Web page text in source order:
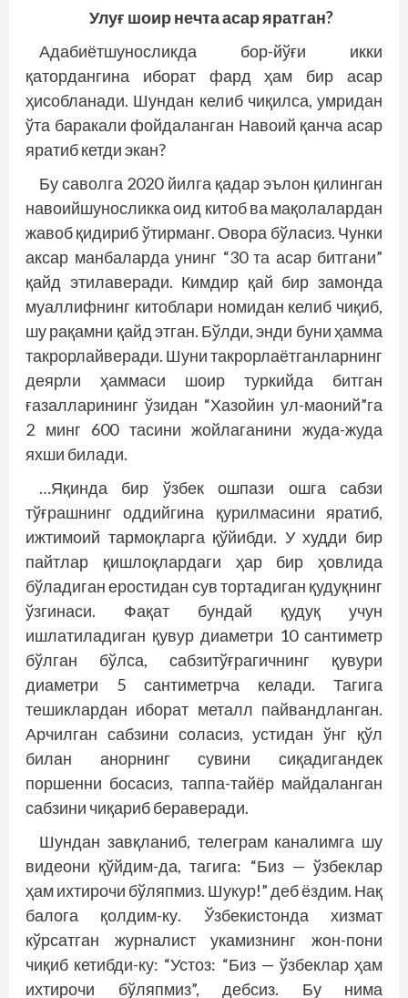
Улуғ шоир нечта асар яратган?
Адабиётшуносликда бор-йўғи икки
қатордангина иборат фард ҳам бир асар
ҳисобланади. Шундан келиб чиқилса, умридан
ўта баракали фойдаланган Навоий қанча асар
яратиб кетди экан?
Бу саволга 2020 йилга қадар эълон қилинган
навоийшуносликка оид китоб ва мақолалардан
жавоб қидириб ўтирманг. Овора бўласиз. Чунки
аксар манбаларда унинг “30 та асар битгани”
қайд этилаверади. Кимдир қай бир замонда
муаллифнинг китоблари номидан келиб чиқиб,
шу рақамни қайд этган. Бўлди, энди буни ҳамма
такрорлайверади. Шуни такрорлаётганларнинг
деярли ҳаммаси шоир туркийда битган
ғазалларининг ўзидан “Хазойин ул-маоний”га
2 минг 600 тасини жойлаганини жуда-жуда
яхши билади.
…Яқинда бир ўзбек ошпази ошга сабзи
тўғрашнинг оддийгина қурилмасини яратиб,
ижтимоий тармоқларга қўйибди. У худди бир
пайтлар қишлоқлардаги ҳар бир ҳовлида
бўладиган еростидан сув тортадиган қудуқнинг
ўзгинаси. Фақат бундай қудуқ учун
ишлатиладиган қувур диаметри 10 сантиметр
бўлган бўлса, сабзитўғрагичнинг қувури
диаметри 5 сантиметрча келади. Тагига
тешиклардан иборат металл пайвандланган.
Арчилган сабзини соласиз, устидан ўнг қўл
билан анорнинг сувини сиқадигандек
поршенни босасиз, таппа-тайёр майдаланган
сабзини чиқариб бераверади.
Шундан завқланиб, телеграм каналимга шу
видеони қўйдим-да, тагига: “Биз — ўзбеклар
ҳам ихтирочи бўляпмиз. Шукур!” деб ёздим. Нақ
балога қолдим-ку. Ўзбекистонда хизмат
кўрсатган журналист укамизнинг жон-пони
чиқиб кетибди-ку: “Устоз: “Биз — ўзбеклар ҳам
ихтирочи бўляпмиз”, дебсиз. Бу нима